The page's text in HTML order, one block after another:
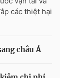
các thiệt hại
châu Á